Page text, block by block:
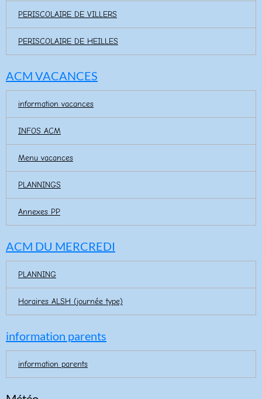
PERISCOLAIRE DE VILLERS
PERISCOLAIRE DE HEILLES
ACM VACANCES
information vacances
INFOS ACM
Menu vacances
PLANNINGS
Annexes PP
ACM DU MERCREDI
PLANNING
Horaires ALSH (journée type)
information parents
information parents